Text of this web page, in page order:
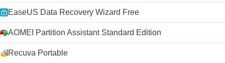
EaseUS Data Recovery Wizard Free
AOMEI Partition Assistant Standard Edition
Recuva Portable